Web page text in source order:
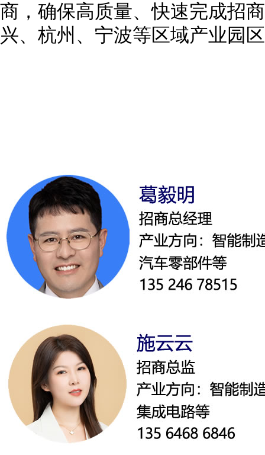
商，确保高质量、快速完成招
兴、杭州、宁波等区域产业园